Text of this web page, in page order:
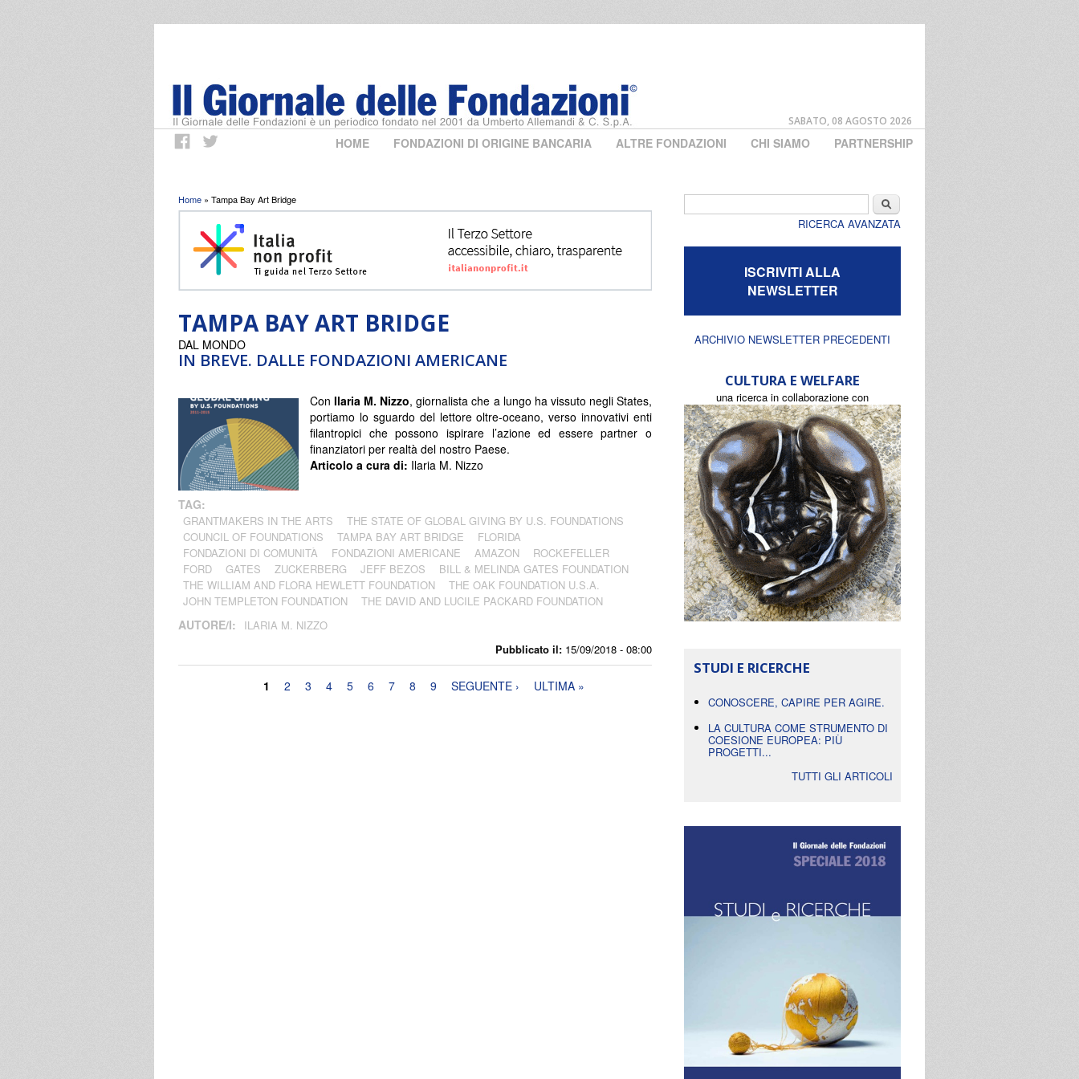
SABATO, 08 AGOSTO 2026
HOME FONDAZIONI DI ORIGINE BANCARIA ALTRE FONDAZIONI CHI SIAMO PARTNERSHIP
Tu sei qui
Home » Tampa Bay Art Bridge
TAMPA BAY ART BRIDGE
IN BREVE. DALLE FONDAZIONI AMERICANE
Pubblicato il: 15/09/2018 - 08:00
DAL MONDO
ConIlaria M. Nizzo, giornalista che a lungo ha vissuto negli States,
portiamo lo sguardo del lettore oltre-oceano, verso innovativi enti
filantropici che possono ispirare l’azione ed essere partner o
finanziatori per realtà del nostro Paese.
Articolo a cura di: Ilaria M. Nizzo
TAG:
GRANTMAKERS IN THE ARTS
THE STATE OF GLOBAL GIVING BY U.S. FOUNDATIONS
COUNCIL OF FOUNDATIONS
TAMPA BAY ART BRIDGE
FLORIDA
FONDAZIONI DI COMUNITÀ
FONDAZIONI AMERICANE AMAZON
ROCKEFELLER
FORD
GATES ZUCKERBERG JEFF BEZOS
BILL & MELINDA GATES FOUNDATION
THE WILLIAM AND FLORA HEWLETT FOUNDATION
THE OAK FOUNDATION U.S.A.
JOHN TEMPLETON FOUNDATION
THE DAVID AND LUCILE PACKARD FOUNDATION
AUTORE/I: ILARIA M. NIZZO
1 2 3 4 5 6 7 8 9 SEGUENTE › ULTIMA »
Cerca
RICERCA AVANZATA
ISCRIVITI ALLA
NEWSLETTER
ARCHIVIO NEWSLETTER PRECEDENTI
CULTURA E WELFARE
una ricerca in collaborazione con
STUDI E RICERCHE
CONOSCERE, CAPIRE PER AGIRE.
LA CULTURA COME STRUMENTO DI
COESIONE EUROPEA: PIÙ
PROGETTI...
TUTTI GLI ARTICOLI